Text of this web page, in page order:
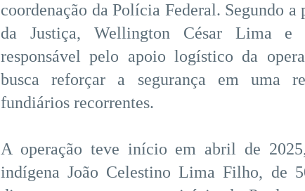
coordenação da Polícia Federal. Segundo
da Justiça, Wellington César Lima e
responsável pelo apoio logístico da
busca reforçar a segurança em uma
fundiários recorrentes.
A operação teve início em abril de
indígena João Celestino Lima Filho, de